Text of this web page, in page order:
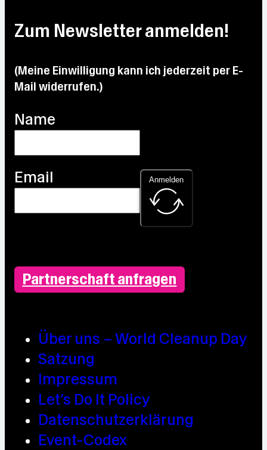
°C
30.8
°C
°C
31.3
°C
Partnerschaft anfragen
Über uns – World Cleanup Day
Satzung
Impressum
Let’s Do It Policy
Datenschutzerklärung
Event-Codex
Zum Newsletter anmelden!
(Meine Einwilligung kann ich jederzeit per E-
Mail widerrufen.)
Name
Email Anmelden